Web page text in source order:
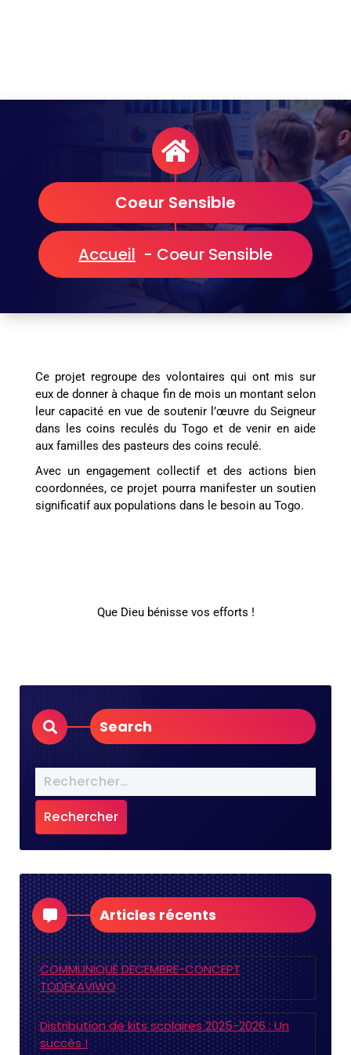
Coeur Sensible
Accueil - Coeur Sensible
Ce projet regroupe des volontaires qui ont mis sur
eux de donner à chaque fin de mois un montant selon
leur capacité en vue de soutenir l’œuvre du Seigneur
dans les coins reculés du Togo et de venir en aide
aux familles des pasteurs des coins reculé.
Avec un engagement collectif et des actions bien
coordonnées, ce projet pourra manifester un soutien
significatif aux populations dans le besoin au Togo.
Que Dieu bénisse vos efforts !
Search
Articles récents
COMMUNIQUÉ DECEMBRE-CONCEPT
TODEKAVIWO
Distribution de kits scolaires 2025-2026 : Un
succès !